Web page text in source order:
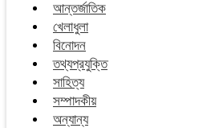
আন্তর্জাতিক
খেলাধুলা
বিনোদন
তথ্যপ্রযুক্তি
সাহিত্য
সম্পাদকীয়
অন্যান্য